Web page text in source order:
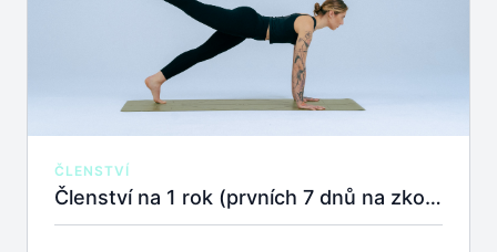
ČLENSTVÍ
Členství na 1 rok (prvních 7 dnů na zkoušku zdarma)